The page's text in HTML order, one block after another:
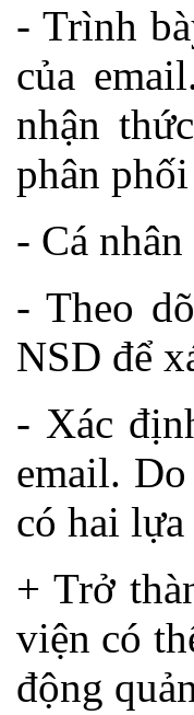
- Trình
của
nhận
phân
- Cá
- Theo
NSD để
- Xác
email.
có hai lựa
+ Trở
viện có
động